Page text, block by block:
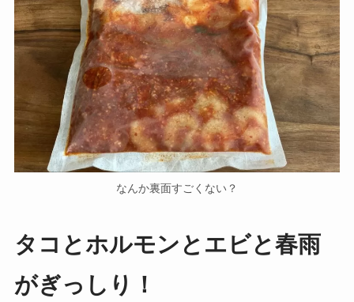
なんか裏面すごくない？
タコとホルモンとエビと春雨
がぎっしり！